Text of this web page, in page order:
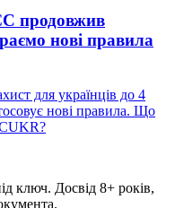
продовжив
нові правила
для українців до 4
нові правила. Що
ключ. Досвід 8+ років,